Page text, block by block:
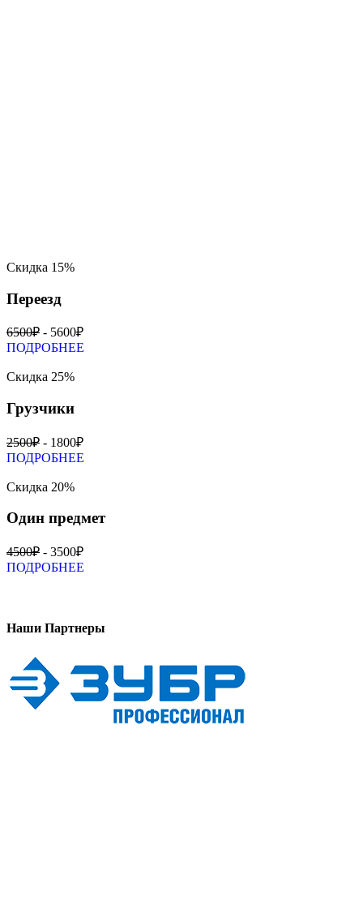
Скидка 15%
Переезд
6500₽ - 5600₽
ПОДРОБНЕЕ
Скидка 25%
Грузчики
2500₽ - 1800₽
ПОДРОБНЕЕ
Скидка 20%
Один предмет
4500₽ - 3500₽
ПОДРОБНЕЕ
Наши Партнеры